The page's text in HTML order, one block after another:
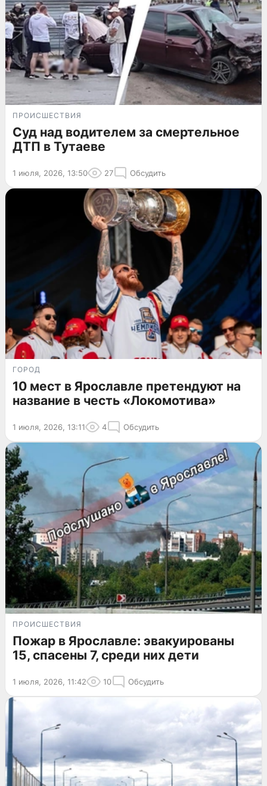
ПРОИСШЕСТВИЯ
Суд над водителем за смертельное
ДТП в Тутаеве
1 июля, 2026, 13:50 27 Обсудить
ГОРОД
10 мест в Ярославле претендуют на
название в честь «Локомотива»
1 июля, 2026, 13:11 4 Обсудить
ПРОИСШЕСТВИЯ
Пожар в Ярославле: эвакуированы
15, спасены 7, среди них дети
1 июля, 2026, 11:42 10 Обсудить